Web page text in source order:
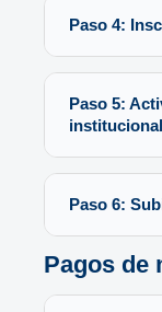
Paso 4:
Paso 5:
institucional
Paso 6:
Pagos de